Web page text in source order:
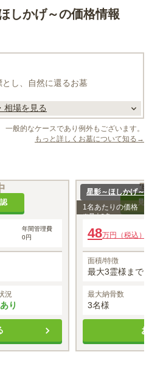
しかげ～の価格情報
し、自然に還るお墓
相場を見る
一般的なケースであり例外もございます。
もっと詳しくお墓について知る→
年間管理費
0円
況
り
見
星影～ほしかげ～
1名あたりの価格
※最大3名
48万円（税込）
面積/特徴
最大3霊様まで
最大納骨数
3名様